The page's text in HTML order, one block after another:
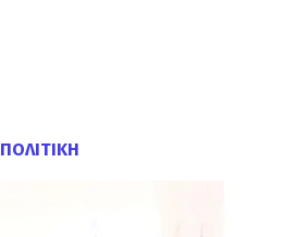
ΠΟΛΙΤΙΚΗ